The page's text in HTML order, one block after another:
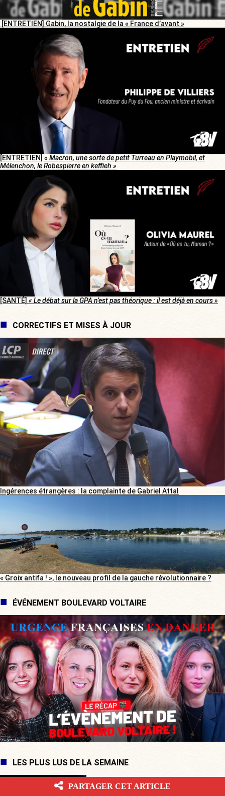
[ENTRETIEN] Gabin, la nostalgie de la « France d’avant »
[ENTRETIEN] « Macron, une sorte de petit Turreau en Playmobil, et
Mélenchon, le Robespierre en keffieh »
[SANTÉ] « Le débat sur la GPA n’est pas théorique : il est déjà en cours »
CORRECTIFS ET MISES À JOUR
Ingérences étrangères : la complainte de Gabriel Attal
« Groix antifa ! », le nouveau profil de la gauche révolutionnaire ?
ÉVÉNEMENT BOULEVARD VOLTAIRE
LES PLUS LUS DE LA SEMAINE
Cap-Ferret : Marion Cotillard, soutien
PARTAGER CET ARTICLE